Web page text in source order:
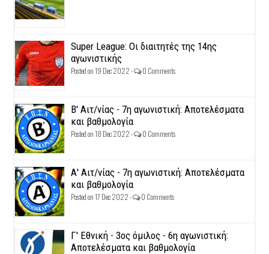
Super League: Οι διαιτητές της 14ης
αγωνιστικής
Posted on 19 Dec 2022 - 0 Comments
Β' Αιτ/νίας - 7η αγωνιστική: Αποτελέσματα
και βαθμολογία
Posted on 18 Dec 2022 - 0 Comments
Α' Αιτ/νίας - 7η αγωνιστική: Αποτελέσματα
και βαθμολογία
Posted on 17 Dec 2022 - 0 Comments
Γ' Εθνική - 3ος όμιλος - 6η αγωνιστική:
Αποτελέσματα και βαθμολογία